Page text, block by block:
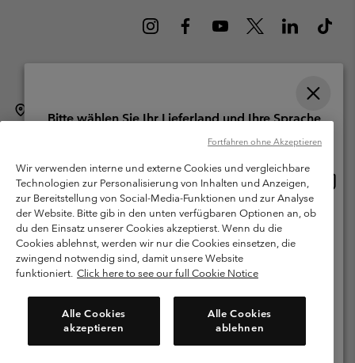
Columbia Sportswear Company. Avenue des Morgines, 12 1213
Petit-Lancy Switzerland. Alle Rechte vorbehalten.
Nutzungsbedingungen
Allgemeine Verkaufsbedingungen
Garantie
Datenschutzerklärung
Bestimmungen und Bedingungen des Mitglieder Programms
Nutzungsbedingungen Für Nutzergenerierte Inhalte
Impressum
Cookies
Kundenservice: Mo- Fr. 9:00 - 13:00 & 14:00- 18:00 Uhr
(+)41315282015
Wir verwenden interne und externe Cookies und vergleichbare
Technologien zur Personalisierung von Inhalten und Anzeigen,
zur Bereitstellung von Social-Media-Funktionen und zur Analyse
der Website. Bitte gib in den unten verfügbaren Optionen an, ob
du den Einsatz unserer Cookies akzeptierst. Wenn du die
Cookies ablehnst, werden wir nur die Cookies einsetzen, die
zwingend notwendig sind, damit unsere Website
funktioniert. Click here to see our full Cookie Notice
Alle Cookies
akzeptieren
Alle Cookies
ablehnen
Fortfahren ohne Akzeptieren
Bitte wählen Sie Ihr Lieferland und Ihre Sprache
Online-Einkauf verfügbar
United States
Switzerland-English
Switzerland-Deutsch
Switzerland-Italiano